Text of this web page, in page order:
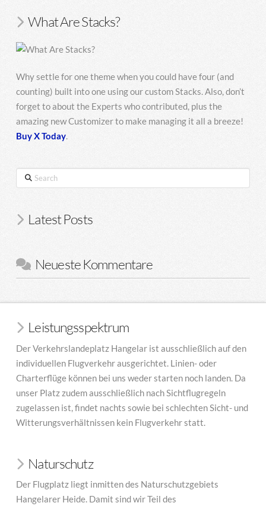
What Are Stacks?
Why settle for one theme when you could have four (and
counting) built into one using our custom Stacks. Also, don’t
forget to about the Experts who contributed, plus the
amazing new Customizer to make managing it all a breeze!
Buy X Today.
Search
Latest Posts
Neueste Kommentare
Leistungsspektrum
Der Verkehrslandeplatz Hangelar ist ausschließlich auf den
individuellen Flugverkehr ausgerichtet. Linien- oder
Charterflüge können bei uns weder starten noch landen. Da
unser Platz zudem ausschließlich nach Sichtflugregeln
zugelassen ist, findet nachts sowie bei schlechten Sicht- und
Witterungsverhältnissen kein Flugverkehr statt.
Naturschutz
Der Flugplatz liegt inmitten des Naturschutzgebiets
Hangelarer Heide. Damit sind wir Teil des